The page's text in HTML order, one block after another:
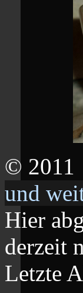
© 2011
und
Hier
derzeit
Letzte